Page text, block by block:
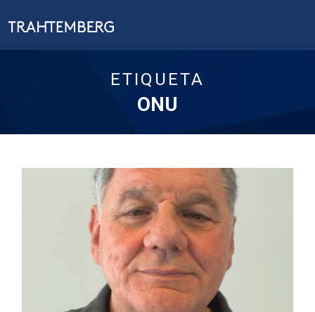
ETIQUETA
ONU